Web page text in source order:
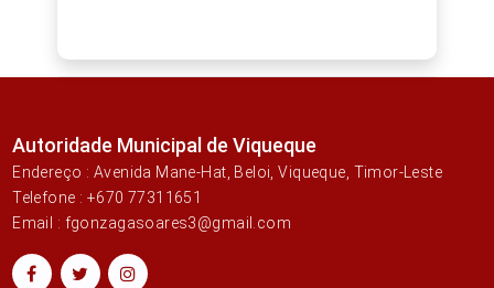
Autoridade Municipal de Viqueque
Endereço : Avenida Mane-Hat, Beloi, Viqueque, Timor-Leste
Telefone : +670 77311651
Email : fgonzagasoares3@gmail.com